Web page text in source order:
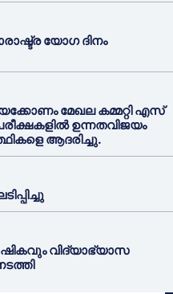
യോഗ ദിനം
മേഖല കമ്മറ്റി എസ്
ഉന്നതവിജയം
ആദരിച്ചു.
വിദ്യാഭ്യാസ